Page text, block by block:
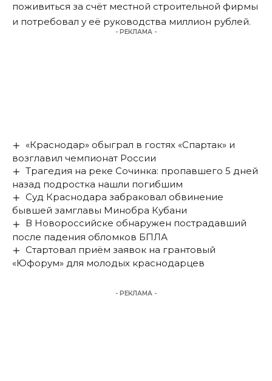
поживиться за счёт местной строительной фирмы
и потребовал у её руководства миллион рублей.
- РЕКЛАМА -
«Краснодар» обыграл в гостях «Спартак» и
возглавил чемпионат России
Трагедия на реке Сочинка: пропавшего 5 дней
назад подростка нашли погибшим
Суд Краснодара забраковал обвинение
бывшей замглавы Минобра Кубани
В Новороссийске обнаружен пострадавший
после падения обломков БПЛА
Стартовал приём заявок на грантовый
«Юфорум» для молодых краснодарцев
- РЕКЛАМА -